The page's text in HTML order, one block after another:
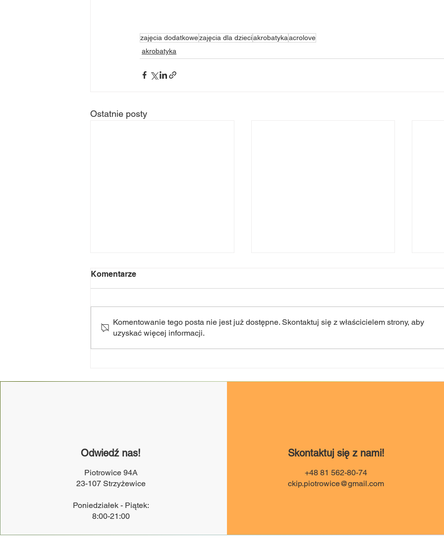
zajęcia dodatkowezajęcia dla dzieciakrobatykaacrolove
akrobatyka
Ostatnie posty
𝐃𝐳𝐢𝐞𝐜𝐢𝐞̨𝐜𝐚 𝐌𝐨𝐜 𝐒𝐜𝐞𝐧𝐲
Przegląd Grup
Komentarze
Komentowanie tego posta nie jest już dostępne. Skontaktuj się z właścicielem strony, aby
uzyskać więcej informacji.
Odwiedź nas!
Piotrowice 94A
23-107 Strzyżewice
Poniedziałek - Piątek:
8:00-21:00
Skontaktuj się z nami!
+48 81 562-80-74
ckip.piotrowice@gmail.com